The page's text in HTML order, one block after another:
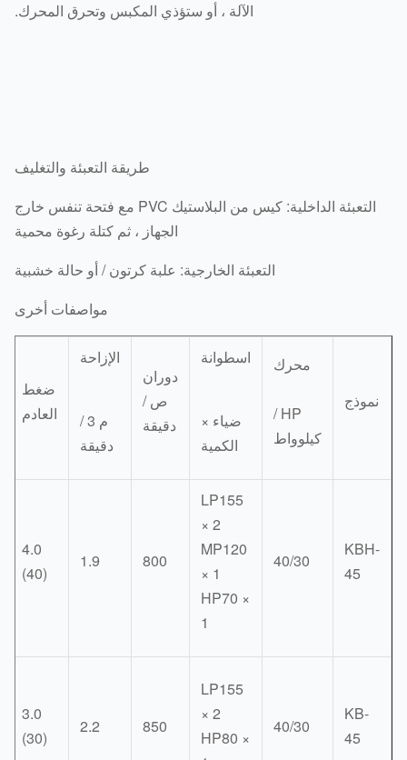
الآلة ، أو ستؤذي المكبس وتحرق المحرك.
طريقة التعبئة والتغليف
التعبئة الداخلية: كيس من البلاستيك PVC مع فتحة تنفس خارج
الجهاز ، ثم كتلة رغوة محمية
التعبئة الخارجية: علبة كرتون / أو حالة خشبية
مواصفات أخرى
نموذج
محرك
كيلوواط
اسطوانة
ضياء ×
الكمية
دوران
دقيقة
الإزاحة
دقيقة
ضغط
العادم
40/30
LP155
MP120
HP70 ×
40/30
LP155
HP80 ×